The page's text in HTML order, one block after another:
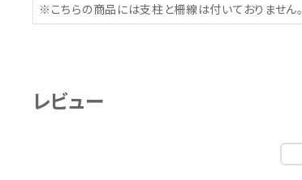
※こちらの商品には支柱と柵線は付いておりません。
レビュー